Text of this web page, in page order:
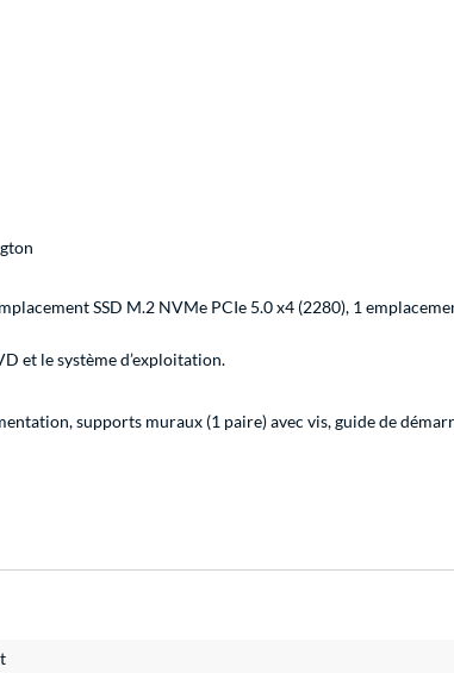
SSD M.2 NVMe PCIe 5.0 x4 (2280), 1
et le système d’exploitation.
supports muraux (1 paire) avec vis, guide de